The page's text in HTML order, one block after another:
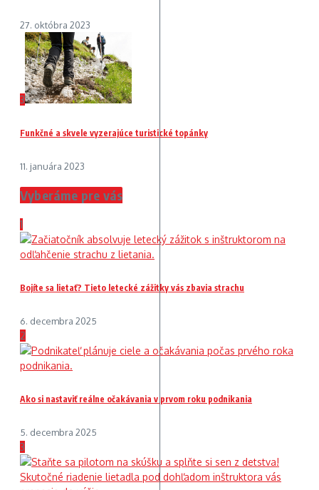
27. októbra 2023
3
Funkčné a skvele vyzerajúce turistické topánky
11. januára 2023
Vyberáme pre vás
1
Bojíte sa lietať? Tieto letecké zážitky vás zbavia strachu
6. decembra 2025
2
Ako si nastaviť reálne očakávania v prvom roku podnikania
5. decembra 2025
3